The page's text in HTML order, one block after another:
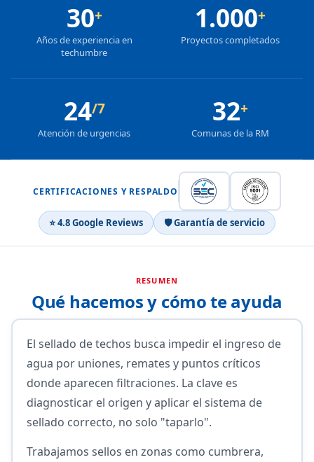
30+
Años de experiencia en
techumbre
1.000+
Proyectos completados
24/7
Atención de urgencias
32+
Comunas de la RM
CERTIFICACIONES Y RESPALDO
⭐ 4.8 Google Reviews 🛡 Garantía de servicio
RESUMEN
Qué hacemos y cómo te ayuda
El sellado de techos busca impedir el ingreso de
agua por uniones, remates y puntos críticos
donde aparecen filtraciones. La clave es
diagnosticar el origen y aplicar el sistema de
sellado correcto, no solo "taparlo".
Trabajamos sellos en zonas como cumbrera,